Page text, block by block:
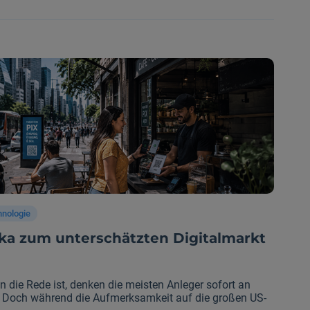
zum unterschätzten Digitalmarkt
die Rede ist, denken die meisten Anleger sofort an
während die Aufmerksamkeit auf die großen US-